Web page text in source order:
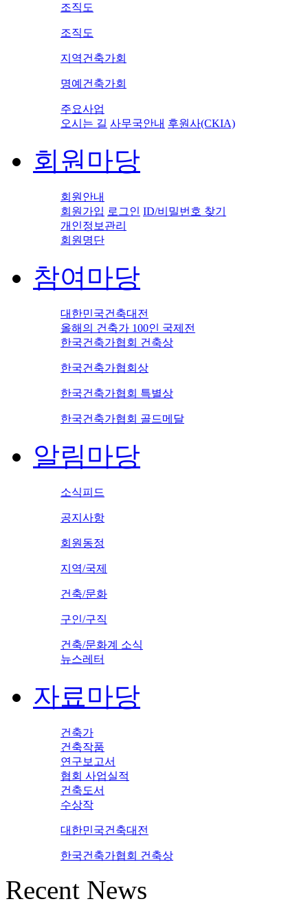
조직도
조직도
지역건축가회
명예건축가회
주요사업
오시는 길 사무국안내 후원사(CKIA)
회원마당
회원안내
회원가입 로그인 ID/비밀번호 찾기
개인정보관리
회원명단
참여마당
대한민국건축대전
올해의 건축가 100인 국제전
한국건축가협회 건축상
한국건축가협회상
한국건축가협회 특별상
한국건축가협회 골드메달
알림마당
소식피드
공지사항
회원동정
지역/국제
건축/문화
구인/구직
건축/문화계 소식
뉴스레터
자료마당
건축가
건축작품
연구보고서
협회 사업실적
건축도서
수상작
대한민국건축대전
한국건축가협회 건축상
Recent News